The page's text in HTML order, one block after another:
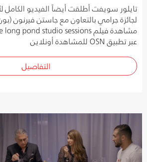
لجائزة جرامي بالتعاون مع جاستن فيرنون
عبر تطبيق OSN للمشاهدة أونلاين
التفاصيل